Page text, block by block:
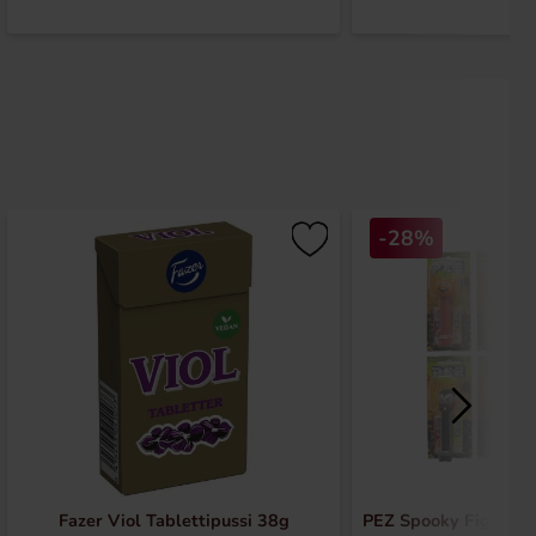
Fazer Viol Tablettipussi 38g
-28%
PEZ Spooky